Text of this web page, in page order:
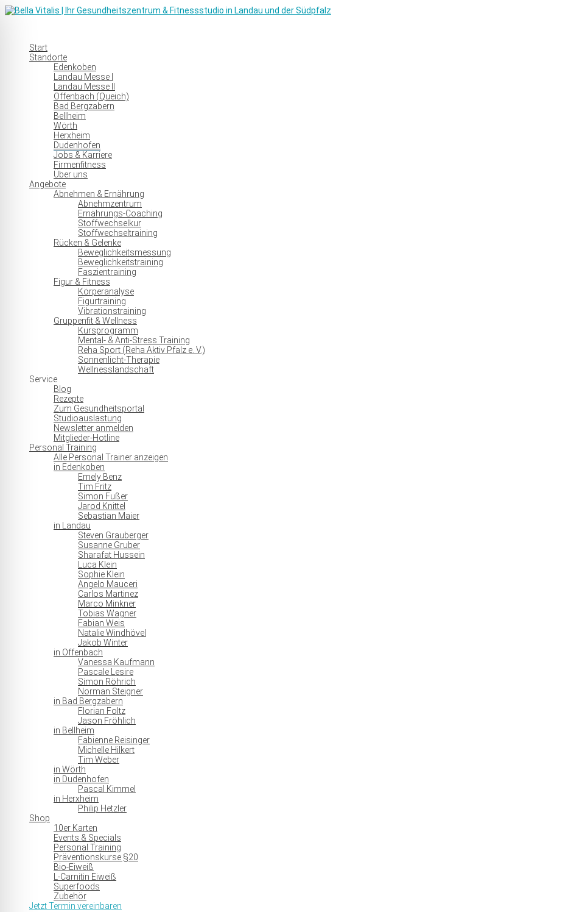
Start
Standorte
Edenkoben
Landau Messe I
Landau Messe II
Offenbach (Queich)
Bad Bergzabern
Bellheim
Wörth
Herxheim
Dudenhofen
Jobs & Karriere
Firmenfitness
Über uns
Angebote
Abnehmen & Ernährung
Abnehmzentrum
Ernährungs-Coaching
Stoffwechselkur
Stoffwechseltraining
Rücken & Gelenke
Beweglichkeitsmessung
Beweglichkeitstraining
Faszientraining
Figur & Fitness
Körperanalyse
Figurtraining
Vibrationstraining
Gruppenfit & Wellness
Kursprogramm
Mental- & Anti-Stress Training
Reha Sport (Reha Aktiv Pfalz e. V.)
Sonnenlicht-Therapie
Wellnesslandschaft
Service
Blog
Rezepte
Zum Gesundheitsportal
Studioauslastung
Newsletter anmelden
Mitglieder-Hotline
Personal Training
Alle Personal Trainer anzeigen
in Edenkoben
Emely Benz
Tim Fritz
Simon Fußer
Jarod Knittel
Sebastian Maier
in Landau
Steven Grauberger
Susanne Gruber
Sharafat Hussein
Luca Klein
Sophie Klein
Angelo Mauceri
Carlos Martinez
Marco Minkner
Tobias Wagner
Fabian Weis
Natalie Windhövel
Jakob Winter
in Offenbach
Vanessa Kaufmann
Pascale Lesire
Simon Röhrich
Norman Steigner
in Bad Bergzabern
Florian Foltz
Jason Fröhlich
in Bellheim
Fabienne Reisinger
Michelle Hilkert
Tim Weber
in Wörth
in Dudenhofen
Pascal Kimmel
in Herxheim
Philip Hetzler
Shop
10er Karten
Events & Specials
Personal Training
Präventionskurse §20
Bio-Eiweiß
L-Carnitin Eiweiß
Superfoods
Zubehör
Jetzt Termin vereinbaren